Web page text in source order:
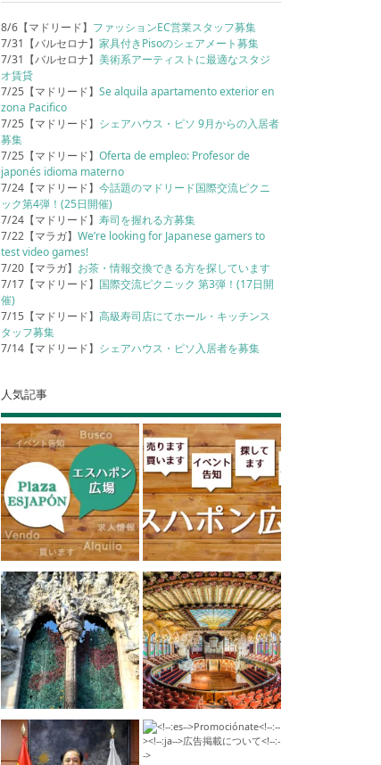
8/6【マドリード】 ファッションEC営業スタッフ募集
7/31【バルセロナ】家具付きPisoのシェアメート募集
7/31【バルセロナ】美術系アーティストに最適なスタジ
オ賃貸
7/25【マドリード】Se alquila apartamento exterior en
zona Pacifico
7/25【マドリード】 シェアハウス・ピソ 9月からの入居者
募集
7/25【マドリード】Oferta de empleo: Profesor de
japonés idioma materno
7/24【マドリード】今話題のマドリード国際交流ピクニ
ック第4弾！(25日開催)
7/24【マドリード】寿司を握れる方募集
7/22【マラガ】We’re looking for Japanese gamers to
test video games!
7/20【マラガ】 お茶・情報交換できる方を探しています
7/17【マドリード】 国際交流ピクニック 第3弾！(17日開
催)
7/15【マドリード】高級寿司店にてホール・キッチンス
タッフ募集
7/14【マドリード】 シェアハウス・ピソ入居者を募集
人気記事